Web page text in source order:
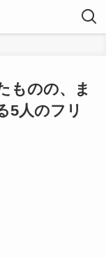
ものの、ま
5人のフリ